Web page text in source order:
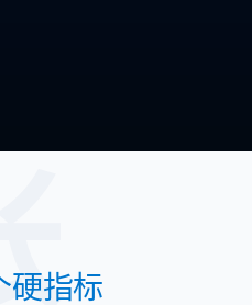
硬指标